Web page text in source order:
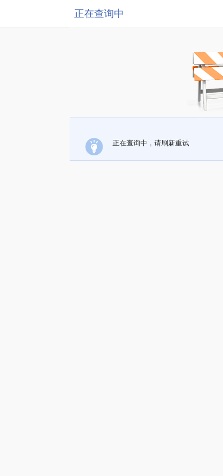
正在查询中
正在查询中，请刷新重试